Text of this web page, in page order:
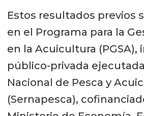
Estos resultados previos
en el Programa para la
en la Acuicultura (PGSA),
público-privada
Nacional de Pesca y
(Sernapesca),